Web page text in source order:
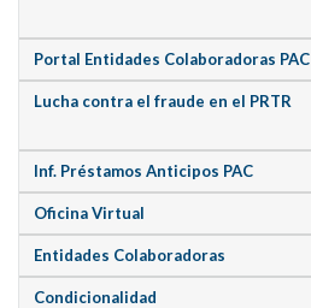
Portal Entidades Colaboradoras PAC
Lucha contra el fraude en el PRTR
Inf. Préstamos Anticipos PAC
Oficina Virtual
Entidades Colaboradoras
Condicionalidad